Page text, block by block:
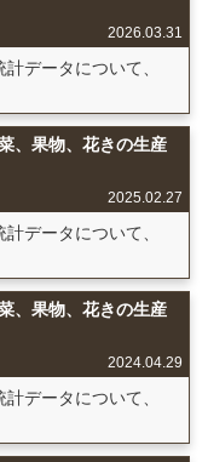
2026.03.31
データについて、
、果物、花きの生産
2025.02.27
データについて、
、果物、花きの生産
2024.04.29
データについて、